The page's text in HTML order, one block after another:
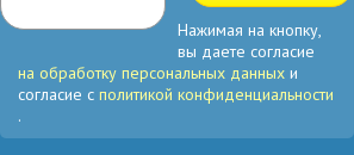
Нажимая на кнопку,
вы даете согласие
на обработку персональных данных и
согласие с политикой конфиденциальности
.